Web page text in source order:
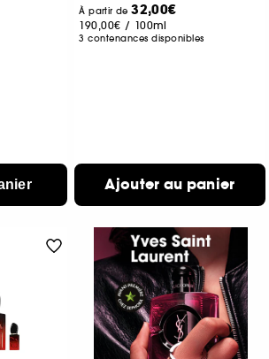
À partir de32,00€
190,00€ / 100ml
3 contenances disponibles
Ajouter au panier